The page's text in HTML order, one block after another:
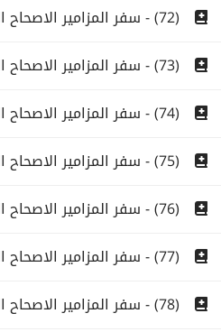
(72) - سفر المزامير الاصحاح الثانى والسبعون
(73) - سفر المزامير الاصحاح الثالث والسبعون
(74) - سفر المزامير الاصحاح الرابع والسبعون
(75) - سفر المزامير الاصحاح الخامس والسبعون
(76) - سفر المزامير الاصحاح السادس والسبعون
(77) - سفر المزامير الاصحاح السابع والسبعون
(78) - سفر المزامير الاصحاح الثامن والسبعون